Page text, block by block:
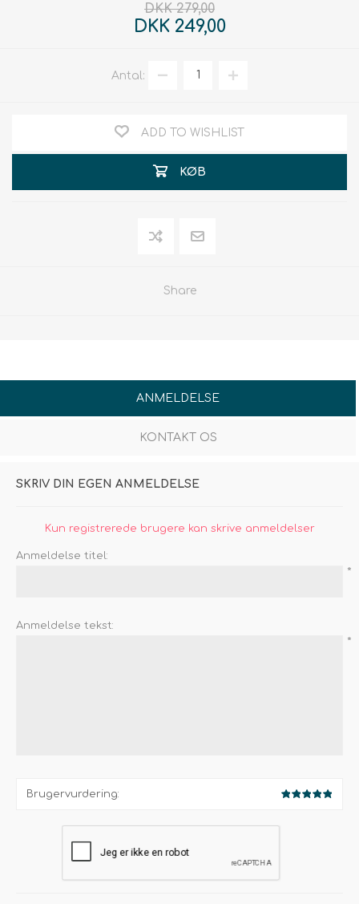
DKK 279,00
DKK 249,00
Antal:
ADD TO WISHLIST
KØB
Share
ANMELDELSE
KONTAKT OS
SKRIV DIN EGEN ANMELDELSE
Kun registrerede brugere kan skrive anmeldelser
Anmeldelse titel:
*
Anmeldelse tekst:
*
Brugervurdering: